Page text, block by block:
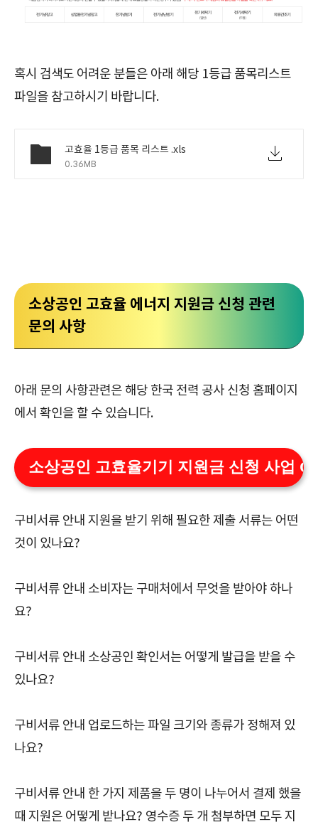
혹시 검색도 어려운 분들은 아래 해당 1등급 품목리스트
파일을 참고하시기 바랍니다.
고효율 1등급 품목 리스트 .xls
0.36MB
소상공인 고효율 에너지 지원금 신청 관련
문의 사항
아래 문의 사항관련은 해당 한국 전력 공사 신청 홈페이지
에서 확인을 할 수 있습니다.
소상공인 고효율기기 지원금 신청 사업
구비서류 안내 지원을 받기 위해 필요한 제출 서류는 어떤
것이 있나요?
구비서류 안내 소비자는 구매처에서 무엇을 받아야 하나
요?
구비서류 안내 소상공인 확인서는 어떻게 발급을 받을 수
있나요?
구비서류 안내 업로드하는 파일 크기와 종류가 정해져 있
나요?
구비서류 안내 한 가지 제품을 두 명이 나누어서 결제 했을
때 지원은 어떻게 받나요? 영수증 두 개 첨부하면 모두 지